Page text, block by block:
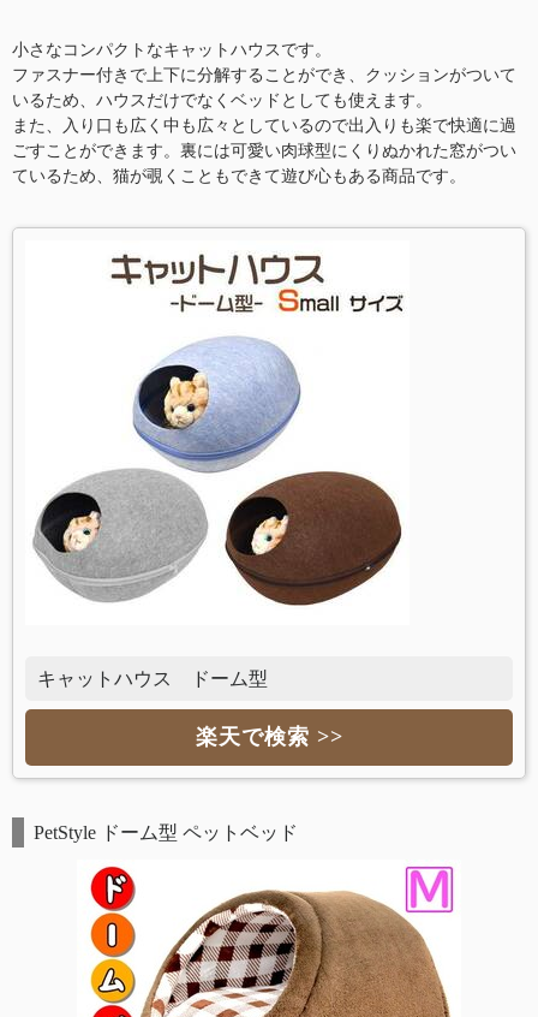
小さなコンパクトなキャットハウスです。
ファスナー付きで上下に分解することができ、クッションがついて
いるため、ハウスだけでなくベッドとしても使えます。
また、入り口も広く中も広々としているので出入りも楽で快適に過
ごすことができます。裏には可愛い肉球型にくりぬかれた窓がつい
ているため、猫が覗くこともできて遊び心もある商品です。
キャットハウス ドーム型
楽天で検索 >>
PetStyle ドーム型 ペットベッド